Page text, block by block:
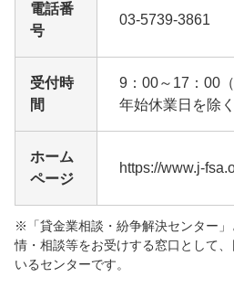
電話番
号
03-5739-3861
受付時
間
9：00～17：00
年始休業日を除く
ホーム
ページ
https://www.j-
※「貸金業相談・紛争解決センター
情・相談等をお受けする窓口として
いるセンターです。